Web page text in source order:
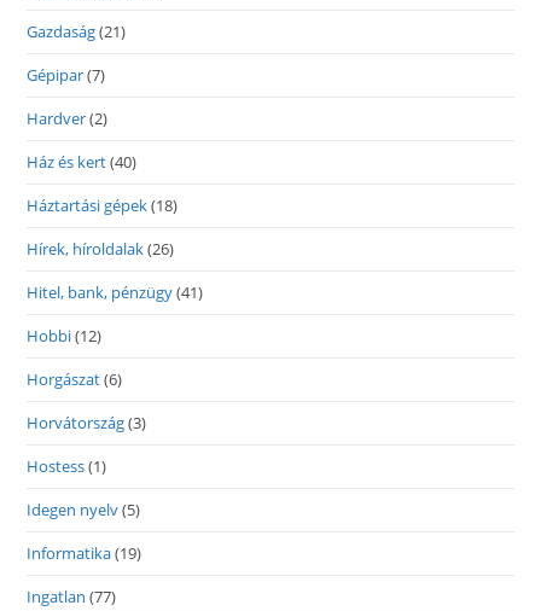
Gazdaság(21)
Gépipar(7)
Hardver(2)
Ház és kert(40)
Háztartási gépek(18)
Hírek, híroldalak(26)
Hitel, bank, pénzügy(41)
Hobbi(12)
Horgászat(6)
Horvátország(3)
Hostess(1)
Idegen nyelv(5)
Informatika(19)
Ingatlan (77)